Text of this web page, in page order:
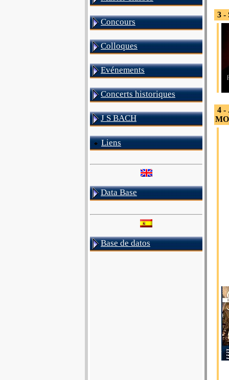
Concours
Colloques
Evénements
Concerts historiques
J S BACH
Liens
Data Base
Base de datos
3 -
4 -